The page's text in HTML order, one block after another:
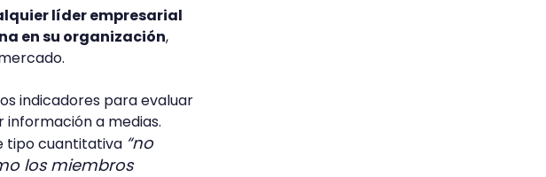
líder empresarial
en su organización,
indicadores para evaluar
a medias.
tipo cuantitativa “no
los miembros